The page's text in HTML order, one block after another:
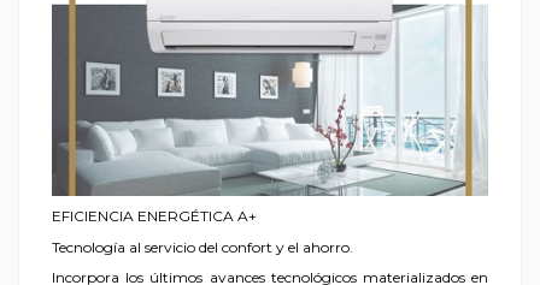
EFICIENCIA ENERGÉTICA A+
Tecnología al servicio del confort y el ahorro.
Incorpora los últimos avances tecnológicos materializados en